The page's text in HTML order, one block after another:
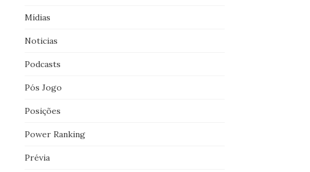
Mídias
Noticias
Podcasts
Pós Jogo
Posições
Power Ranking
Prévia